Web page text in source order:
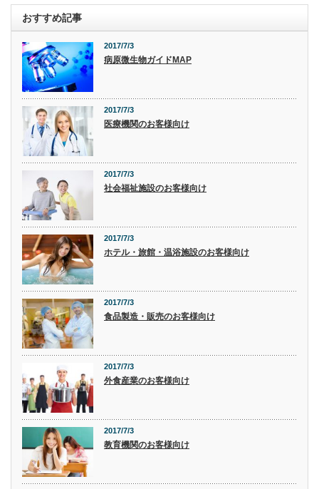
おすすめ記事
2017/7/3
病原微生物ガイドMAP
2017/7/3
医療機関のお客様向け
2017/7/3
社会福祉施設のお客様向け
2017/7/3
ホテル・旅館・温浴施設のお客様向け
2017/7/3
食品製造・販売のお客様向け
2017/7/3
外食産業のお客様向け
2017/7/3
教育機関のお客様向け